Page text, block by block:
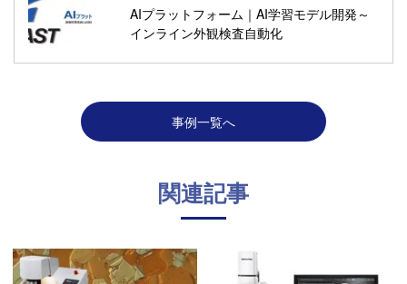
AIプラットフォーム｜AI学習モデル開発～
インライン外観検査自動化
事例一覧へ
関連記事